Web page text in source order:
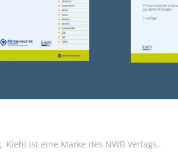
Kiehl ist eine Marke des NWB Verlags.